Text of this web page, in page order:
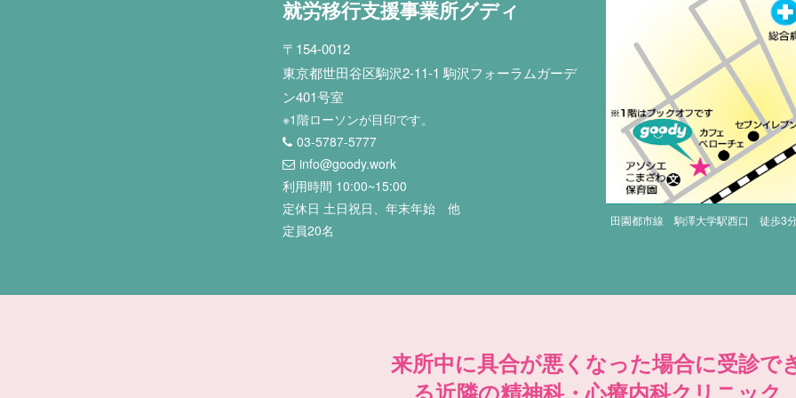
就労移行支援事業所グディ
〒154-0012
東京都世田谷区駒沢2-11-1 駒沢フォーラムガーデ
ン401号室
※1階ローソンが目印です。
03-5787-5777
info@goody.work
利用時間 10:00~15:00
定休日 土日祝日、年末年始 他
定員20名
田園都市線 駒澤大学駅西口 徒歩3
来所中に具合が悪くなった場合に受診で
る近隣の精神科・心療内科クリニック